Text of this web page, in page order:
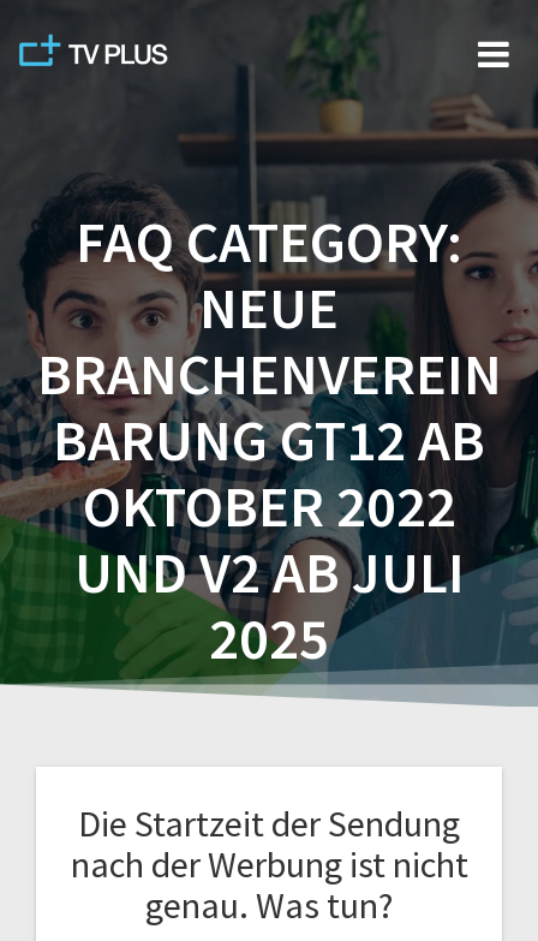
Skip
content
FAQ CATEGORY:
NEUE
BRANCHENVEREIN
BARUNG GT12 AB
OKTOBER 2022
UND V2 AB JULI
2025
Die Startzeit der Sendung
nach der Werbung ist nicht
genau. Was tun?